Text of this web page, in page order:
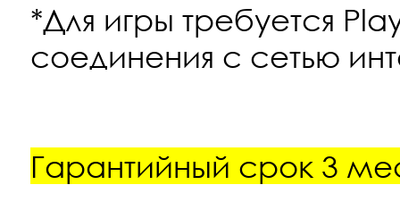
*Для игры требуется
соединения с сетью
Гарантийный срок 3